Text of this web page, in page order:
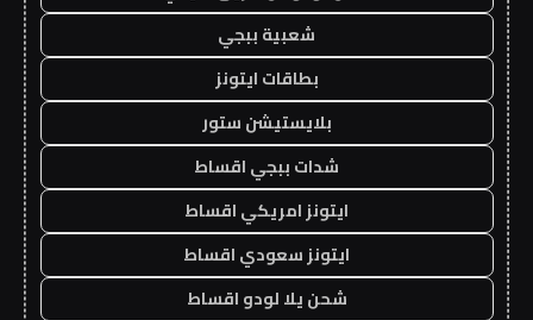
شعبية ببجي
بطاقات ايتونز
بلايستيشن ستور
شدات ببجي اقساط
ايتونز امريكي اقساط
ايتونز سعودي اقساط
شحن يلا لودو اقساط